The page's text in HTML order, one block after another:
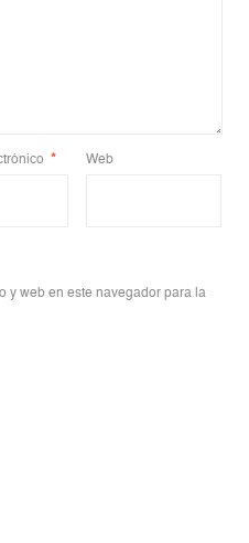
* Web
y web en este navegador para la